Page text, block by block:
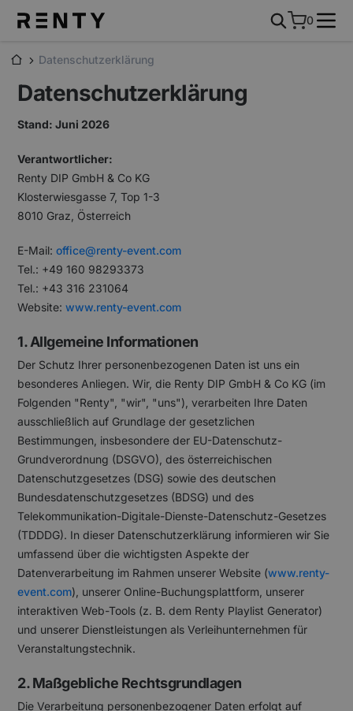
0
Datenschutzerklärung
Datenschutzerklärung
Stand: Juni 2026
Verantwortlicher:
Renty DIP GmbH & Co KG
Klosterwiesgasse 7, Top 1-3
8010 Graz, Österreich
E-Mail:office@renty-event.com
Tel.: +49 160 98293373
Tel.: +43 316 231064
Website:www.renty-event.com
1. Allgemeine Informationen
Der Schutz Ihrer personenbezogenen Daten ist uns ein
besonderes Anliegen. Wir, die Renty DIP GmbH & Co KG (im
Folgenden "Renty", "wir", "uns"), verarbeiten Ihre Daten
ausschließlich auf Grundlage der gesetzlichen
Bestimmungen, insbesondere der EU-Datenschutz-
Grundverordnung (DSGVO), des österreichischen
Datenschutzgesetzes (DSG) sowie des deutschen
Bundesdatenschutzgesetzes (BDSG) und des
Telekommunikation-Digitale-Dienste-Datenschutz-Gesetzes
(TDDDG). In dieser Datenschutzerklärung informieren wir Sie
umfassend über die wichtigsten Aspekte der
Datenverarbeitung im Rahmen unserer Website (www.renty-
event.com), unserer Online-Buchungsplattform, unserer
interaktiven Web-Tools (z. B. dem Renty Playlist Generator)
und unserer Dienstleistungen als Verleihunternehmen für
Veranstaltungstechnik.
2. Maßgebliche Rechtsgrundlagen
Die Verarbeitung personenbezogener Daten erfolgt auf